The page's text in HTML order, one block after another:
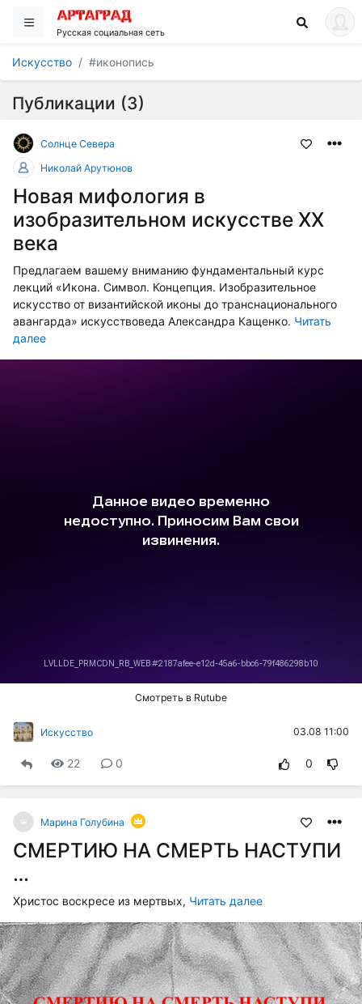
Русская социальная сеть
Искусство #иконопись
Публикации (3)
Солнце Cевера
Николай Арутюнов
Новая мифология в
изобразительном искусстве ХХ
века
Предлагаем вашему вниманию фундаментальный курс
лекций «Икона. Символ. Концепция. Изобразительное
искусство от византийской иконы до транснационального
авангарда» искусствоведа Александра Кащенко. Читать
далее
Смотреть в Rutube
Искусство 03.08 11:00
22 0 0
Марина Голубина
СМЕРТИЮ НА СМЕРТЬ НАСТУПИ
…
Христос воскресе из мертвых, Читать далее